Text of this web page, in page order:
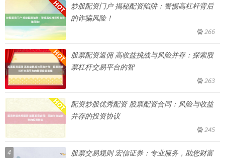
炒股配资门户 揭秘配资陷阱：警惕高杠杆背后
的诈骗风险！
266
股票配资返佣 高收益挑战与风险并存：探索股
票杠杆交易平台的智
263
配资炒股优秀配资 股票配资合同：风险与收益
并存的投资协议
245
4
股票交易规则 宏信证券：专业服务，助您财富